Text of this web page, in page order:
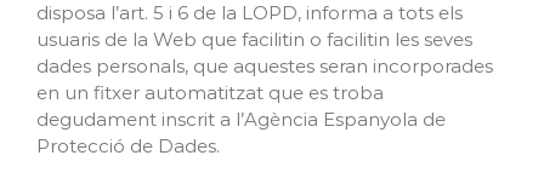
disposa l’art. 5 i 6 de la LOPD, informa a tots els
usuaris de la Web que facilitin o facilitin les seves
dades personals, que aquestes seran incorporades
en un fitxer automatitzat que es troba
degudament inscrit a l’Agència Espanyola de
Protecció de Dades.